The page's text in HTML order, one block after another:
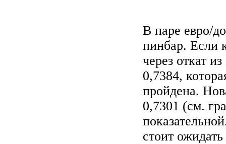
В паре евро/
пинбар. Если
через откат
0,7384,
пройдена.
0,7301 (см.
стоит